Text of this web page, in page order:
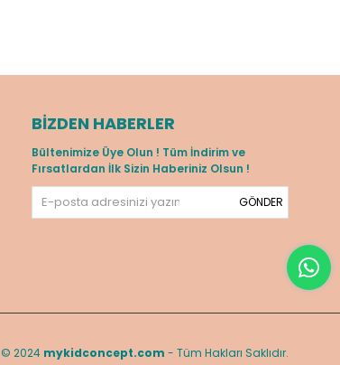
BIZDEN HABERLER
Bültenimize Üye Olun ! Tüm İndirim ve
Fırsatlardan İlk Sizin Haberiniz Olsun !
GÖNDER
© 2024 mykidconcept.com - Tüm Hakları Saklıdır.